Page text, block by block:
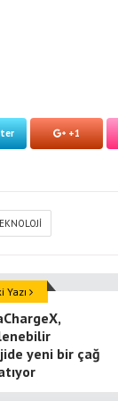
+1
yeni bir çağ
Yazı